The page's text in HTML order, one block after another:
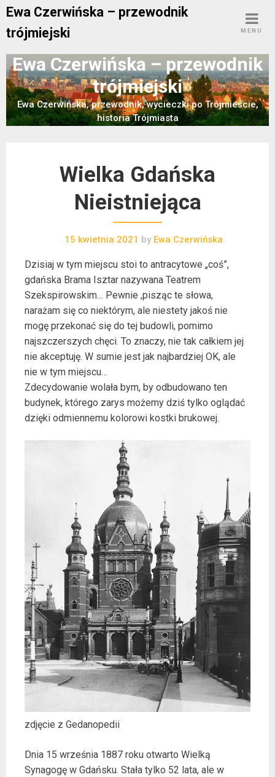
Skip
content
Ewa Czerwińska – przewodnik
trójmiejski
MENU
Ewa Czerwińska – przewodnik
trójmiejski
Ewa Czerwińska, przewodnik, wycieczki po Trójmieście,
historia Trójmiasta
Wielka Gdańska
Nieistniejąca
15 kwietnia 2021 by Ewa Czerwińska
Dzisiaj w tym miejscu stoi to antracytowe „coś”,
gdańska Brama Isztar nazywana Teatrem
Szekspirowskim… Pewnie ,pisząc te słowa,
narażam się co niektórym, ale niestety jakoś nie
mogę przekonać się do tej budowli, pomimo
najszczerszych chęci. To znaczy, nie tak całkiem jej
nie akceptuję. W sumie jest jak najbardziej OK, ale
nie w tym miejscu…
Zdecydowanie wolała bym, by odbudowano ten
budynek, którego zarys możemy dziś tylko oglądać
dzięki odmiennemu kolorowi kostki brukowej.
zdjęcie z Gedanopedii
Dnia 15 września 1887 roku otwarto Wielką
Synagogę w Gdańsku. Stała tylko 52 lata, ale w